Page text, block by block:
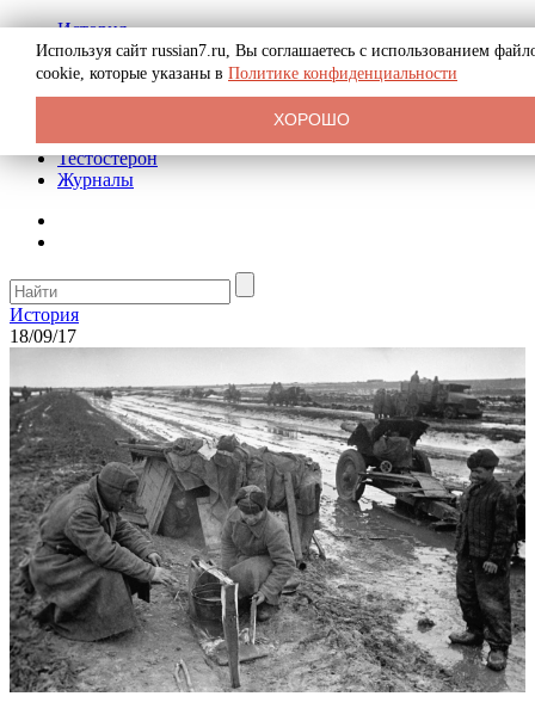
История
Биография
Криминал
Реклама на сайте
Тестостерон
Журналы
История
18/09/17
Используя сайт russian7.ru, Вы соглашаетесь с использованием
cookie, которые указаны в Политике конфиденциальности
ХОРОШО